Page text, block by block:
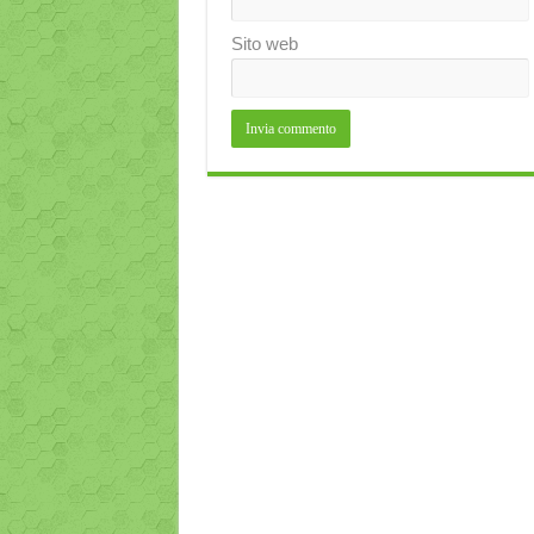
Sito web